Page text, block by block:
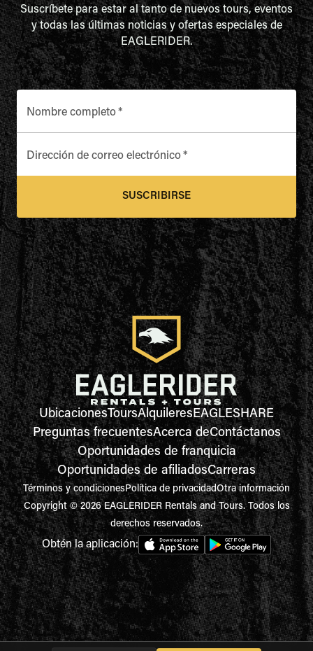
Suscríbete para estar al tanto de nuevos tours, eventos
y todas las últimas noticias y ofertas especiales de
EAGLERIDER.
Nombre completo*
Dirección de correo electrónico*
SUSCRIBIRSE
UbicacionesToursAlquileresEAGLESHARE
Preguntas frecuentesAcerca deContáctanos
Oportunidades de franquicia
Oportunidades de afiliadosCarreras
Términos y condicionesPolítica de privacidadOtra información
Copyright © 2026 EAGLERIDER Rentals and Tours. Todos los
derechos reservados.
Obtén la aplicación: